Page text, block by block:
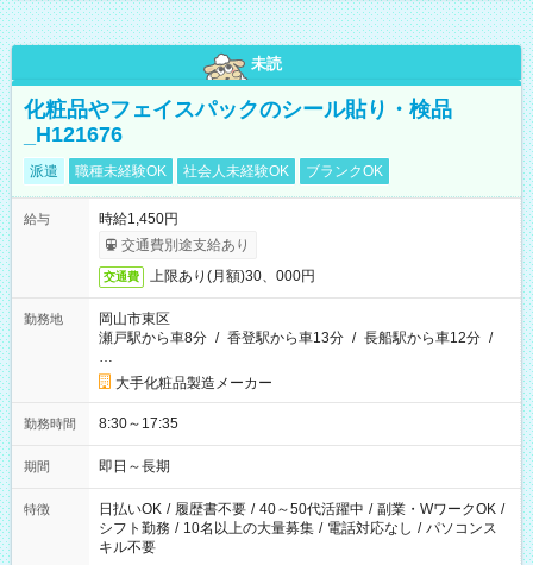
未読
化粧品やフェイスパックのシール貼り・検品
_H121676
派遣 職種未経験OK 社会人未経験OK ブランクOK
給与
時給1,450円
交通費別途支給あり
交通費 上限あり(月額)30、000円
勤務地
岡山市東区
瀬戸駅から車8分 / 香登駅から車13分 / 長船駅から車12分 /
…
大手化粧品製造メーカー
勤務時間 8:30～17:35
期間 即日～長期
特徴 日払いOK / 履歴書不要 / 40～50代活躍中 / 副業・WワークOK /
シフト勤務 / 10名以上の大量募集 / 電話対応なし / パソコンス
キル不要